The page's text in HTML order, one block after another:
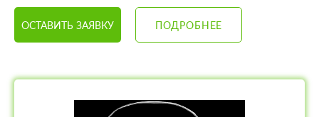
ОСТАВИТЬ ЗАЯВКУ ПОДРОБНЕЕ